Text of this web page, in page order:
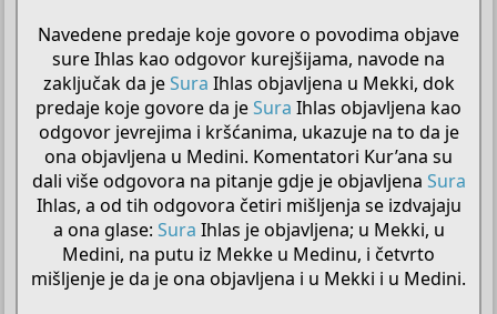
Navedene predaje koje govore o povodima objave
sure Ihlas kao odgovor kurejšijama, navode na
zaključak da jeSura Ihlas objavljena u Mekki, dok
predaje koje govore da jeSura Ihlas objavljena kao
odgovor jevrejima i kršćanima, ukazuje na to da je
ona objavljena u Medini. Komentatori Kur’ana su
dali više odgovora na pitanje gdje je objavljena Sura
Ihlas, a od tih odgovora četiri mišljenja se izdvajaju
a ona glase: Sura Ihlas je objavljena; u Mekki, u
Medini, na putu iz Mekke u Medinu, i četvrto
mišljenje je da je ona objavljena i u Mekki i u Medini.